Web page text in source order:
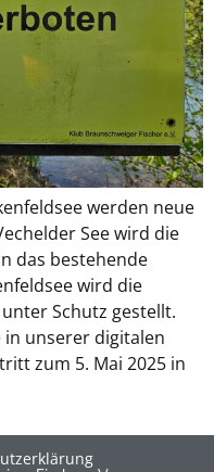
werden neue
See wird die
das bestehende
wird die
Schutz gestellt.
in unserer digitalen
zum 5. Mai 2025 in